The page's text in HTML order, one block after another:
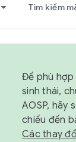
Tìm kiếm
Để phù hợp
sinh thái,
AOSP, hãy
chiếu đến
Các thay